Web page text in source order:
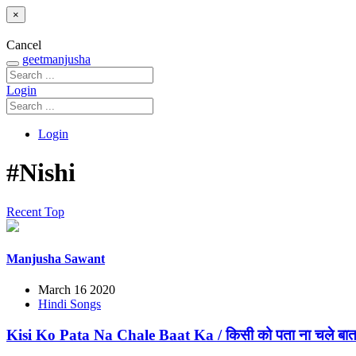
×
Cancel
geetmanjusha
Login
Login
#Nishi
Recent Top
Manjusha Sawant
March 16 2020
Hindi Songs
Kisi Ko Pata Na Chale Baat Ka / किसी को पता ना चले